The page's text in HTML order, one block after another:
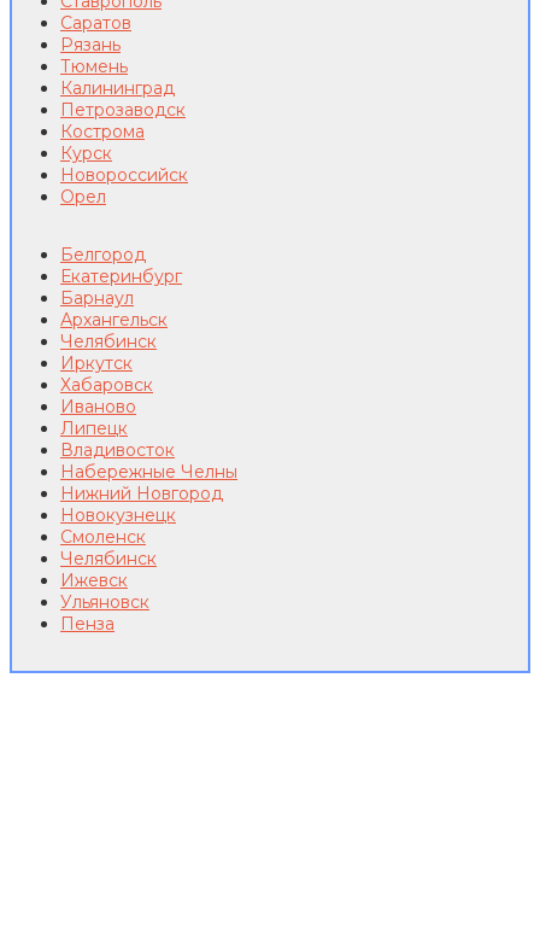
Саратов
Рязань
Тюмень
Калининград
Петрозаводск
Кострома
Курск
Новороссийск
Орел
Белгород
Екатеринбург
Барнаул
Архангельск
Челябинск
Иркутск
Хабаровск
Иваново
Липецк
Владивосток
Набережные Челны
Нижний Новгород
Новокузнецк
Смоленск
Челябинск
Ижевск
Ульяновск
Пенза